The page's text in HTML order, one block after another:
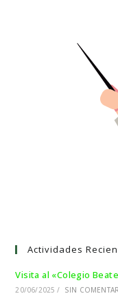
Actividades
Visita al «Colegio
20/06/2025 / SIN